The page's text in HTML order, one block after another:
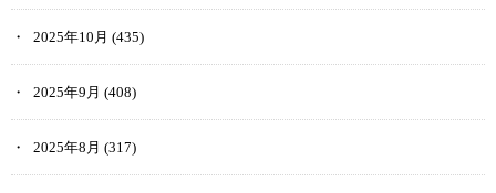
2025年10月 (435)
2025年9月 (408)
2025年8月 (317)